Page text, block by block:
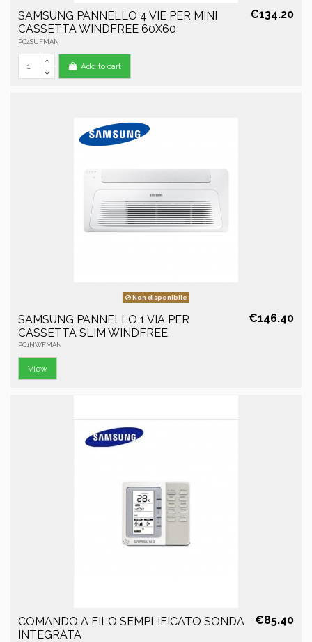
SAMSUNG PANNELLO 4 VIE PER MINI
CASSETTA WINDFREE 60X60
PC4SUFMAN
€134.20
Add to cart
Non disponibile
SAMSUNG PANNELLO 1 VIA PER
CASSETTA SLIM WINDFREE
PC1NWFMAN
€146.40
View
COMANDO A FILO SEMPLIFICATO SONDA
INTEGRATA
€85.40